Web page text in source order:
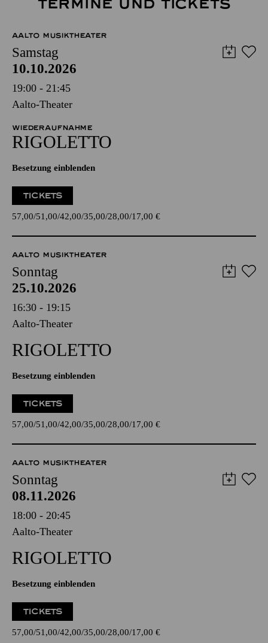
TERMINE UND TICKETS
AALTO MUSIKTHEATER
Samstag
10.10.2026
19:00 - 21:45
Aalto-Theater
WIEDERAUFNAHME
RIGO­LETTO
Besetzung einblenden
TICKETS
57,00 51,00 42,00 35,00 28,00 17,00 €
AALTO MUSIKTHEATER
Sonntag
25.10.2026
16:30 - 19:15
Aalto-Theater
RIGO­LETTO
Besetzung einblenden
TICKETS
57,00 51,00 42,00 35,00 28,00 17,00 €
AALTO MUSIKTHEATER
Sonntag
08.11.2026
18:00 - 20:45
Aalto-Theater
RIGO­LETTO
Besetzung einblenden
TICKETS
57,00 51,00 42,00 35,00 28,00 17,00 €